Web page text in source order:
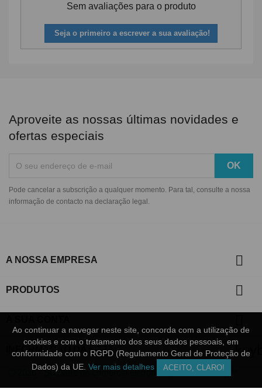
Ao continuar a navegar neste site, concorda com a utilização de
cookies e com o tratamento dos seus dados pessoais, em
conformidade com o RGPD (Regulamento Geral de Proteção de
Dados) da UE. Ver mais detalhes ACEITO, CLARO!
Sem avaliações para o produto
Seja o primeiro a escrever a sua avaliação!
Aproveite as nossas últimas novidades e
ofertas especiais
Pode cancelar a subscrição a qualquer momento. Para tal, consulte a nossa
informação de contacto na declaração legal.
A NOSSA EMPRESA 
PRODUTOS 
INFORMAÇÃO DA LOJA
Ao continuar a navegar neste site, concorda com a utilização de
cookies e com o tratamento dos seus dados pessoais, em
conformidade com o RGPD (Regulamento Geral de Proteção de
Dados) da UE. Ver mais detalhes ACEITO, CLARO!
© 2026 - Software de comércio eletrónico por PrestaShop™